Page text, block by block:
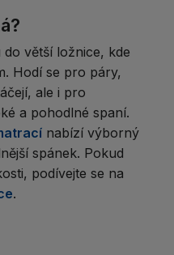
větší ložnice, kde
Hodí se pro páry,
ale i pro
a pohodlné spaní.
nabízí výborný
spánek. Pokud
podívejte se na
.